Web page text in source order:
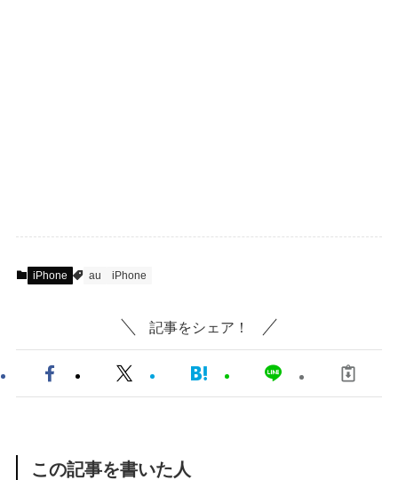
iPhone au iPhone
記事をシェア！
この記事を書いた人